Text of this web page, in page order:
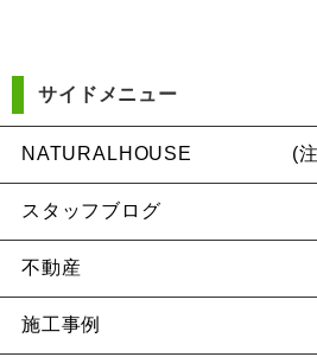
サイドメニュー
NATURALHOUSE (注
スタッフブログ
不動産
施工事例